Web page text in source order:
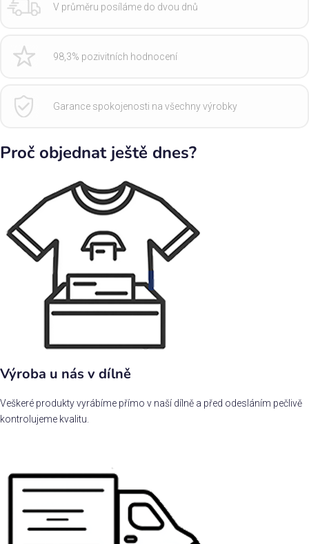
V průměru posíláme do dvou dnů
98,3% pozivitních hodnocení
Garance spokojenosti na všechny výrobky
Proč objednat ještě dnes?
Výroba u nás v dílně
Veškeré produkty vyrábíme přímo v naší dílně a před odesláním pečlivě
kontrolujeme kvalitu.